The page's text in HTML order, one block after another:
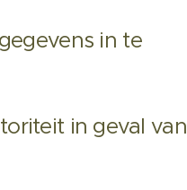
in te
in geval van